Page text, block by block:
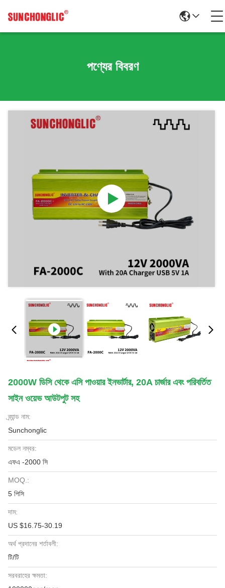
পণ্যের বিবরণ
2000W ডিসি থেকে এসি পাওয়ার ইনভার্টার, 20A চার্জার এবং পরিবর্তিত
সাইন ওয়েভ আউটপুট সহ
ব্র্যান্ড নাম:
Sunchonglic
মডেল নম্বর:
এফএ -2000 সি
MOQ.:
5 পিসি
দাম:
US $16.75-30.19
অর্থ প্রদানের শর্তাবলী:
টি/টি
সরবরাহের ক্ষমতা: